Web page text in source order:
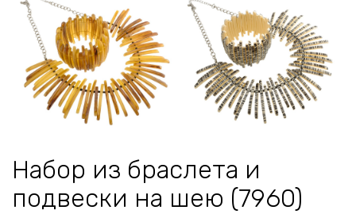
Набор из браслета и
подвески на шею (7960)